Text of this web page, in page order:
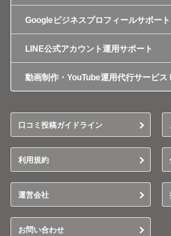
Googleビジネスプロフィールサポート
LINE公式アカウント運用サポート
動画制作・YouTube運用代行サービス
口コミ投稿ガイドライン
利用規約
運営会社
お問い合わせ